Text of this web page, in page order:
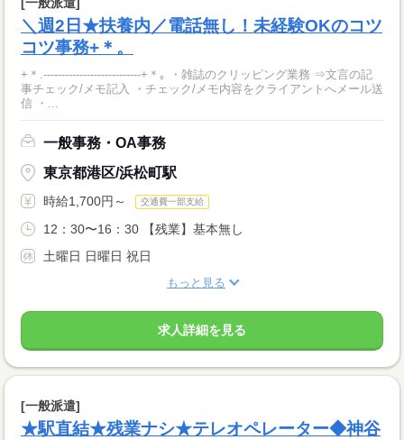
＼週2日★扶養内／電話無し！未経験OKのコツ
コツ事務+＊。
+＊.---------------------------+＊｡ ・雑誌のクリッピング業務 ⇒文言の記
事チェック/メモ記入 ・チェック/メモ内容をクライアントへメール送
信 ・...
一般事務・OA事務
東京都港区/浜松町駅
時給1,700円～ 交通費一部支給
12：30〜16：30 【残業】基本無し
土曜日 日曜日 祝日
もっと見る
求人詳細を見る
[一般派遣]
★駅直結★残業ナシ★テレオペレーター◆神谷